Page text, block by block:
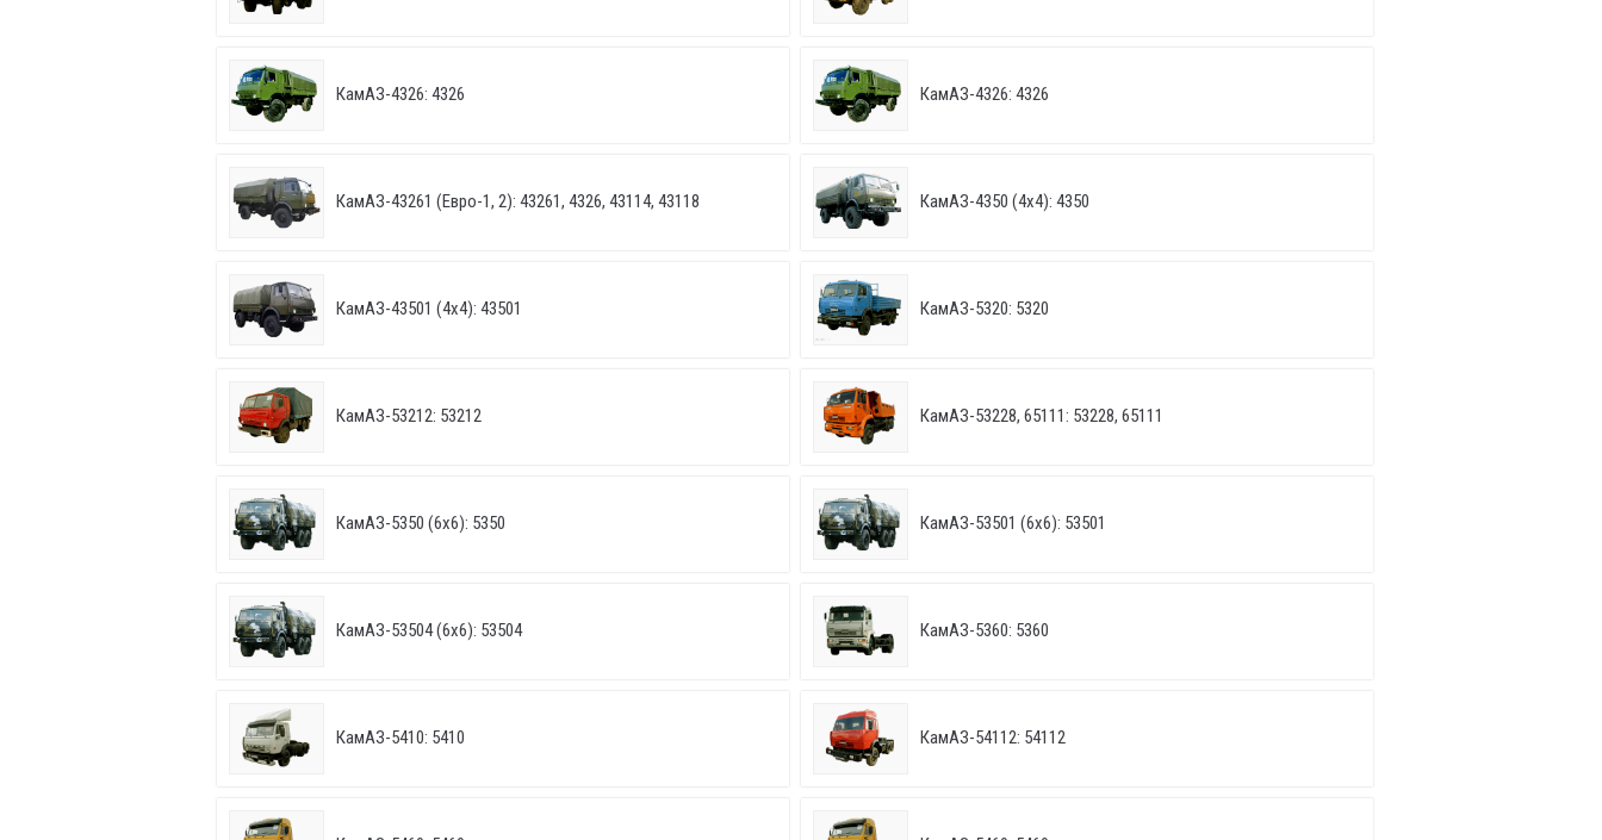
КамАЗ-4326: 4326 КамАЗ-4326: 4326
КамАЗ-43261 (Евро-1, 2): 43261, 4326, 43114, 43118 КамАЗ-4350 (4х4): 4350
КамАЗ-43501 (4х4): 43501 КамАЗ-5320: 5320
КамАЗ-53212: 53212 КамАЗ-53228, 65111: 53228, 65111
КамАЗ-5350 (6х6): 5350 КамАЗ-53501 (6х6): 53501
КамАЗ-53504 (6х6): 53504 КамАЗ-5360: 5360
КамАЗ-5410: 5410 КамАЗ-54112: 54112